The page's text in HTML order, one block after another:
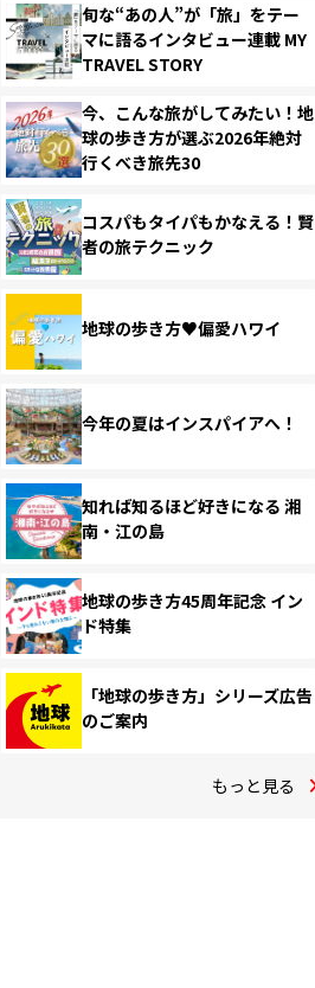
旬な“あの人”が「旅」をテー
マに語るインタビュー連載 MY
TRAVEL STORY
今、こんな旅がしてみたい！地
球の歩き方が選ぶ2026年絶対
行くべき旅先30
コスパもタイパもかなえる！賢
者の旅テクニック
地球の歩き方♥偏愛ハワイ
今年の夏はインスパイアへ！
知れば知るほど好きになる 湘
南・江の島
地球の歩き方45周年記念 イン
ド特集
「地球の歩き方」シリーズ広告
のご案内
もっと見る